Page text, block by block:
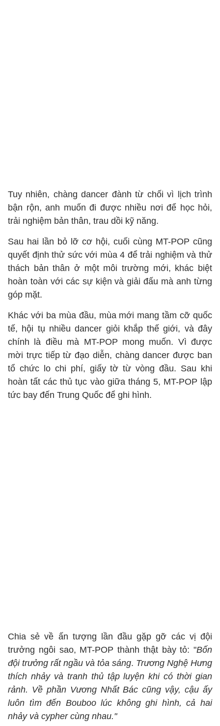
Tuy nhiên, chàng dancer đành từ chối vì lịch trình
bận rộn, anh muốn đi được nhiều nơi để học hỏi,
trải nghiệm bản thân, trau dồi kỹ năng.
Sau hai lần bỏ lỡ cơ hội, cuối cùng MT-POP cũng
quyết định thử sức với mùa 4 để trải nghiệm và thử
thách bản thân ở một môi trường mới, khác biệt
hoàn toàn với các sự kiện và giải đấu mà anh từng
góp mặt.
Khác với ba mùa đầu, mùa mới mang tầm cỡ quốc
tế, hội tụ nhiều dancer giỏi khắp thế giới, và đây
chính là điều mà MT-POP mong muốn. Vì được
mời trực tiếp từ đạo diễn, chàng dancer được ban
tổ chức lo chi phí, giấy tờ từ vòng đầu. Sau khi
hoàn tất các thủ tục vào giữa tháng 5, MT-POP lập
tức bay đến Trung Quốc để ghi hình.
Chia sẻ về ấn tượng lần đầu gặp gỡ các vị đội
trưởng ngôi sao, MT-POP thành thật bày tỏ: "Bốn
đội trưởng rất ngầu và tỏa sáng. Trương Nghệ Hưng
thích nhảy và tranh thủ tập luyện khi có thời gian
rảnh. Về phần Vương Nhất Bác cũng vậy, cậu ấy
luôn tìm đến Bouboo lúc không ghi hình, cả hai
nhảy và cypher cùng nhau."